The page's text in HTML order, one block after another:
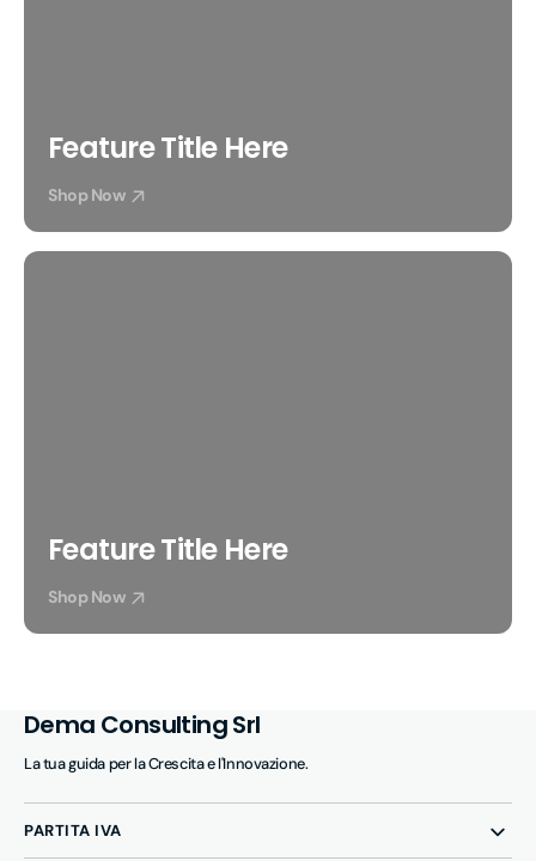
Feature Title Here
Shop Now
Feature Title Here
Shop Now
Dema Consulting Srl
La tua guida per la Crescita e l'Innovazione.
PARTITA IVA